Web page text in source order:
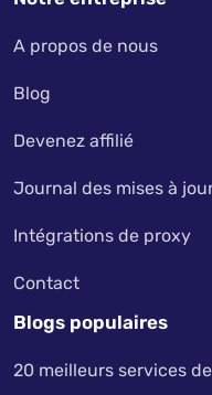
A propos de nous
Blog
Devenez affilié
Journal des mises à
Intégrations de proxy
Contact
Blogs populaires
20 meilleurs services